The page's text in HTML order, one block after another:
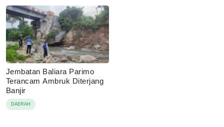
Jembatan Baliara Parimo
Terancam Ambruk Diterjang
Banjir
DAERAH